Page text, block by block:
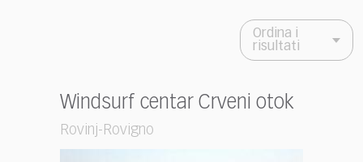
Ordina i
risultati
Windsurf centar Crveni otok
Rovinj-Rovigno